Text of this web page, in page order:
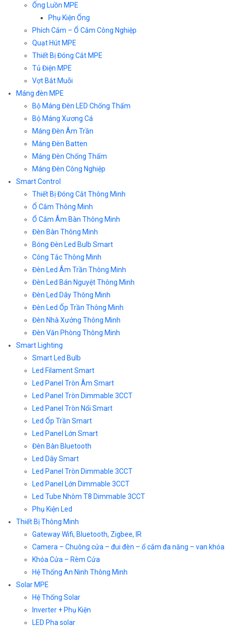
Ống Luồn MPE
Phụ Kiện Ống
Phích Cắm – Ổ Cắm Công Nghiệp
Quạt Hút MPE
Thiết Bị Đóng Cắt MPE
Tủ Điện MPE
Vợt Bắt Muỗi
Máng đèn MPE
Bộ Máng Đèn LED Chống Thấm
Bộ Máng Xương Cá
Máng Đèn Âm Trần
Máng Đèn Batten
Máng Đèn Chống Thấm
Máng Đèn Công Nghiệp
Smart Control
Thiết Bị Đóng Cắt Thông Minh
Ổ Cắm Thông Minh
Ổ Cắm Âm Bàn Thông Minh
Đèn Bàn Thông Minh
Bóng Đèn Led Bulb Smart
Công Tắc Thông Minh
Đèn Led Âm Trần Thông Minh
Đèn Led Bán Nguyệt Thông Minh
Đèn Led Dây Thông Minh
Đèn Led Ốp Trần Thông Minh
Đèn Nhà Xưởng Thông Minh
Đèn Văn Phòng Thông Minh
Smart Lighting
Smart Led Bulb
Led Filament Smart
Led Panel Tròn Âm Smart
Led Panel Tròn Dimmable 3CCT
Led Panel Tròn Nổi Smart
Led Ốp Trần Smart
Led Panel Lớn Smart
Đèn Bàn Bluetooth
Led Dây Smart
Led Panel Tròn Dimmable 3CCT
Led Panel Lớn Dimmable 3CCT
Led Tube Nhôm T8 Dimmable 3CCT
Phụ Kiện Led
Thiết Bị Thông Minh
Gateway Wifi, Bluetooth, Zigbee, IR
Camera – Chuông cửa – đui đèn – ổ cắm đa năng – van khóa
Khóa Cửa – Rèm Cửa
Hệ Thống An Ninh Thông Minh
Solar MPE
Hệ Thống Solar
Inverter + Phụ Kiện
LED Pha solar